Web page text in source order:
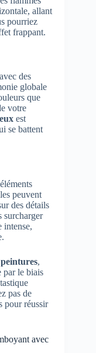
allant
pourriez
frappant.
des
globale
que
votre
est
se battent
peuvent
des détails
surcharger
intense,
peintures,
par le biais
pas de
pour réussir
avec